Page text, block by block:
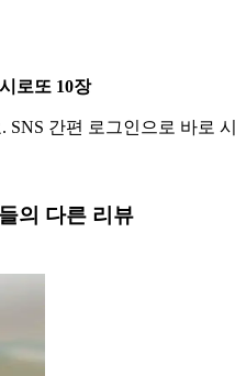
로또 10장
SNS 간편 로그인으로 바로
의 다른 리뷰